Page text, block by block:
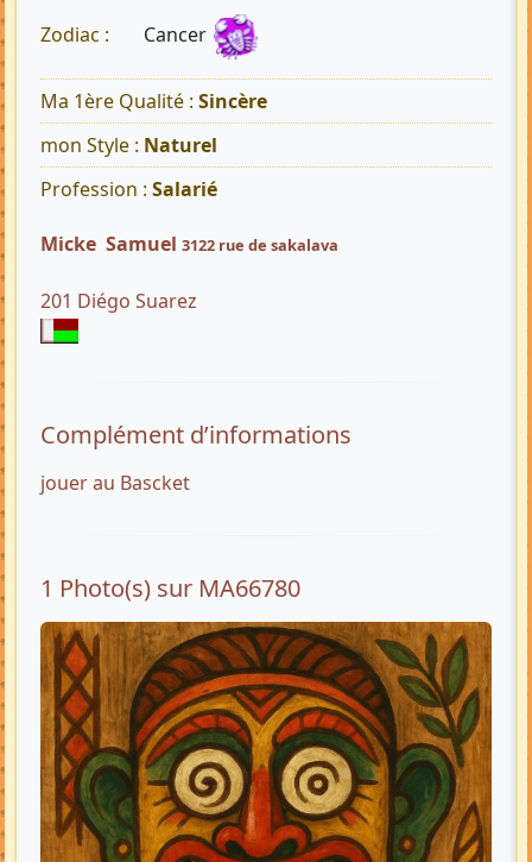
Zodiac : Cancer
Ma 1ère Qualité : Sincère
mon Style : Naturel
Profession : Salarié
Micke Samuel 3122 rue de sakalava
201 Diégo Suarez
Complément d’informations
jouer au Bascket
1 Photo(s) sur MA66780